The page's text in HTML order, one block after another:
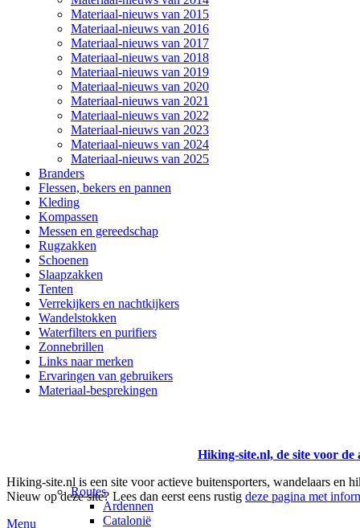
Materiaal-nieuws van 2015
Materiaal-nieuws van 2016
Materiaal-nieuws van 2017
Materiaal-nieuws van 2018
Materiaal-nieuws van 2019
Materiaal-nieuws van 2020
Materiaal-nieuws van 2021
Materiaal-nieuws van 2022
Materiaal-nieuws van 2023
Materiaal-nieuws van 2024
Materiaal-nieuws van 2025
Branders
Flessen, bekers en pannen
Kleding
Kompassen
Messen en gereedschap
Rugzakken
Schoenen
Slaapzakken
Tenten
Verrekijkers en nachtkijkers
Wandelstokken
Waterfilters en purifiers
Zonnebrillen
Links naar merken
Ervaringen van gebruikers
Materiaal-besprekingen
Hiking-site.nl, de site voor de
Hiking-site.nl is een site voor actieve buitensporters, wandelaars en
Nieuw op deze site? Lees dan eerst eens rustig deze pagina met
Menu
Routes
Ardennen
Catalonië